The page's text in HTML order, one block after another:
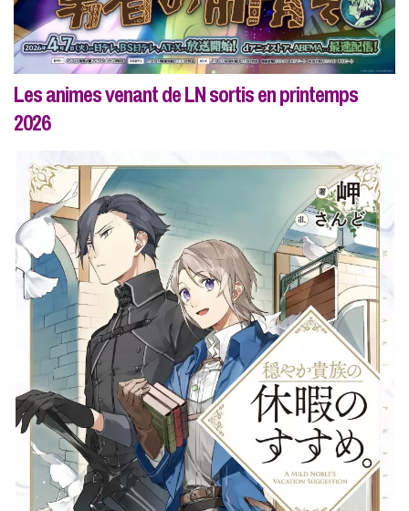
Les animes venant de LN sortis en printemps
2026